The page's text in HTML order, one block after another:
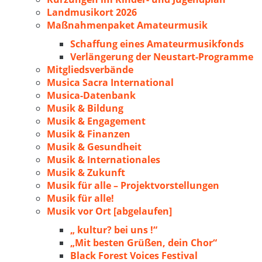
Landmusikort 2026
Maßnahmenpaket Amateurmusik
Schaffung eines Amateurmusikfonds
Verlängerung der Neustart-Programme
Mitgliedsverbände
Musica Sacra International
Musica-Datenbank
Musik & Bildung
Musik & Engagement
Musik & Finanzen
Musik & Gesundheit
Musik & Internationales
Musik & Zukunft
Musik für alle – Projektvorstellungen
Musik für alle!
Musik vor Ort [abgelaufen]
„ kultur? bei uns !“
„Mit besten Grüßen, dein Chor“
Black Forest Voices Festival